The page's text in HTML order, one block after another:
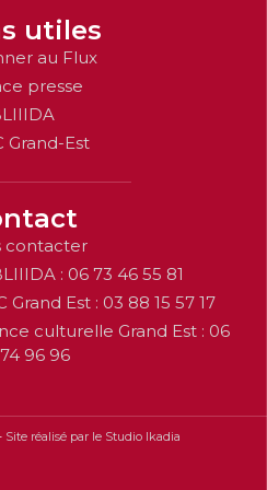
utiles
au Flux
presse
Grand-Est
contacter
: 06 73 46 55 81
Est : 03 88 15 57 17
culturelle Grand Est : 06
96 96
Site réalisé par le Studio Ikadia